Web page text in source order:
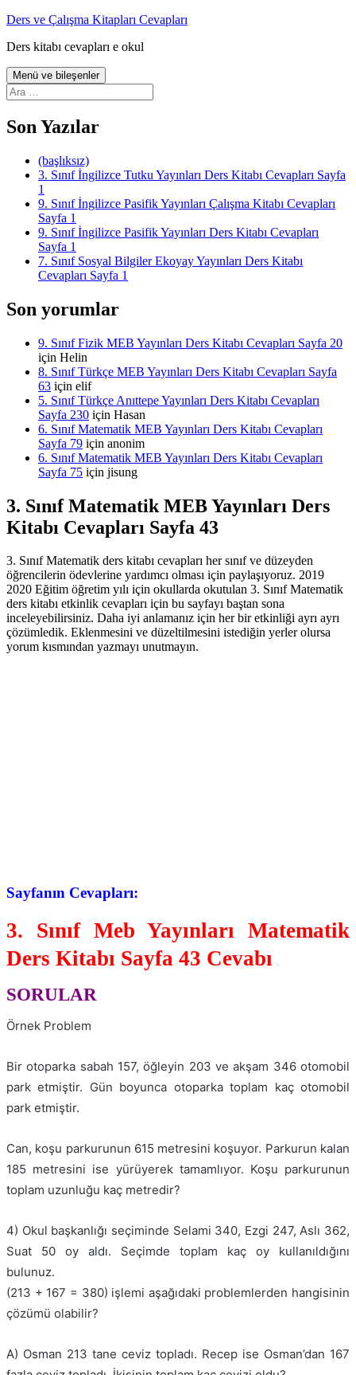
İçeriğe
Ders ve Çalışma Kitapları Cevapları
Ders kitabı cevapları e okul
Menü ve bileşenler
Arama:
Son Yazılar
(başlıksız)
3. Sınıf İngilizce Tutku Yayınları Ders Kitabı Cevapları Sayfa
1
9. Sınıf İngilizce Pasifik Yayınları Çalışma Kitabı Cevapları
Sayfa 1
9. Sınıf İngilizce Pasifik Yayınları Ders Kitabı Cevapları
Sayfa 1
7. Sınıf Sosyal Bilgiler Ekoyay Yayınları Ders Kitabı
Cevapları Sayfa 1
Son yorumlar
9. Sınıf Fizik MEB Yayınları Ders Kitabı Cevapları Sayfa 20
için Helin
8. Sınıf Türkçe MEB Yayınları Ders Kitabı Cevapları Sayfa
63 için elif
5. Sınıf Türkçe Anıttepe Yayınları Ders Kitabı Cevapları
Sayfa 230 için Hasan
6. Sınıf Matematik MEB Yayınları Ders Kitabı Cevapları
Sayfa 79 için anonim
6. Sınıf Matematik MEB Yayınları Ders Kitabı Cevapları
Sayfa 75 için jisung
3. Sınıf Matematik MEB Yayınları Ders
Kitabı Cevapları Sayfa 43
3. Sınıf Matematik ders kitabı cevapları her sınıf ve düzeyden
öğrencilerin ödevlerine yardımcı olması için paylaşıyoruz. 2019
2020 Eğitim öğretim yılı için okullarda okutulan 3. Sınıf Matematik
ders kitabı etkinlik cevapları için bu sayfayı baştan sona
inceleyebilirsiniz. Daha iyi anlamanız için her bir etkinliği ayrı ayrı
çözümledik. Eklenmesini ve düzeltilmesini istediğin yerler olursa
yorum kısmından yazmayı unutmayın.
Sayfanın Cevapları:
3. Sınıf Meb Yayınları Matematik
Ders Kitabı Sayfa 43 Cevabı
SORULAR
Örnek Problem
Bir otoparka sabah 157, öğleyin 203 ve akşam 346 otomobil
park etmiştir. Gün boyunca otoparka toplam kaç otomobil
park etmiştir.
Can, koşu parkurunun 615 metresini koşuyor. Parkurun kalan
185 metresini ise yürüyerek tamamlıyor. Koşu parkurunun
toplam uzunluğu kaç metredir?
4) Okul başkanlığı seçiminde Selami 340, Ezgi 247, Aslı 362,
Suat 50 oy aldı. Seçimde toplam kaç oy kullanıldığını
bulunuz.
(213 + 167 = 380) işlemi aşağıdaki problemlerden hangisinin
çözümü olabilir?
A) Osman 213 tane ceviz topladı. Recep ise Osman’dan 167